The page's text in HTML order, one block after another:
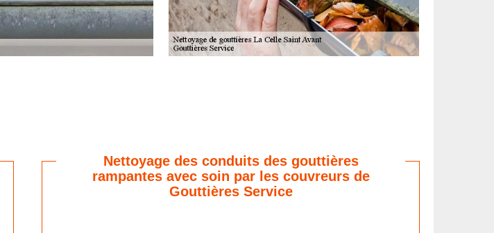
Nettoyage des conduits des gouttières
rampantes avec soin par les couvreurs de
Gouttières Service